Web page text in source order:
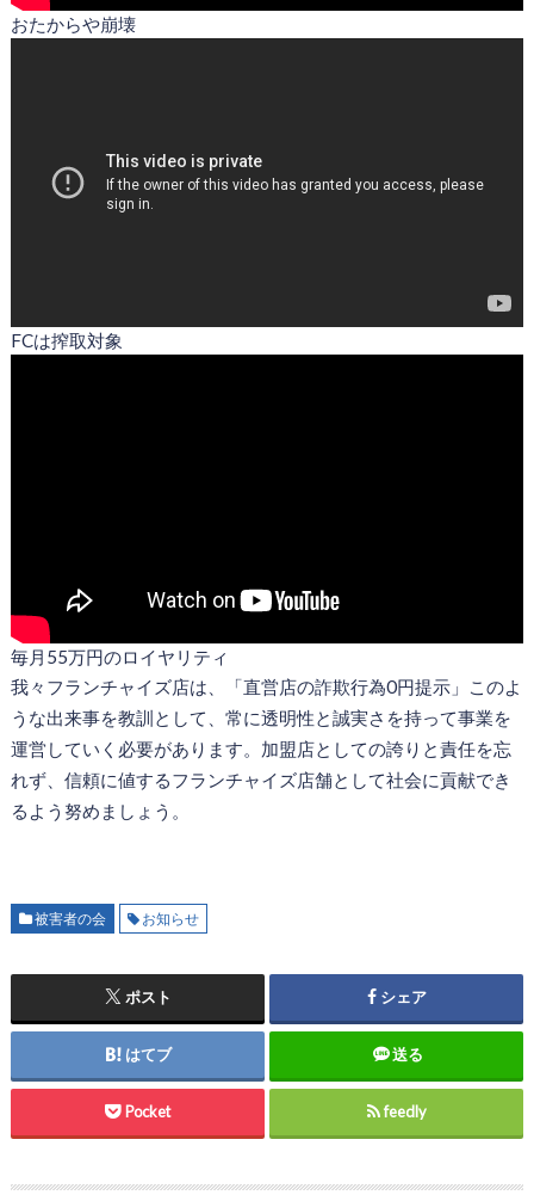
おたからや崩壊
FCは搾取対象
毎月55万円のロイヤリティ
我々フランチャイズ店は、「直営店の詐欺行為0円提示」このよ
うな出来事を教訓として、常に透明性と誠実さを持って事業を
運営していく必要があります。加盟店としての誇りと責任を忘
れず、信頼に値するフランチャイズ店舗として社会に貢献でき
るよう努めましょう。
被害者の会 お知らせ
ポスト シェア
はてブ 送る
Pocket feedly